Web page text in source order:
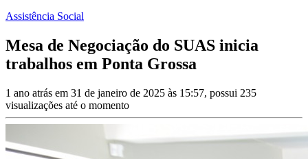
Assistência Social
Mesa de Negociação do SUAS inicia
trabalhos em Ponta Grossa
1 ano atrás em 31 de janeiro de 2025 às 15:57, possui 235
visualizações até o momento